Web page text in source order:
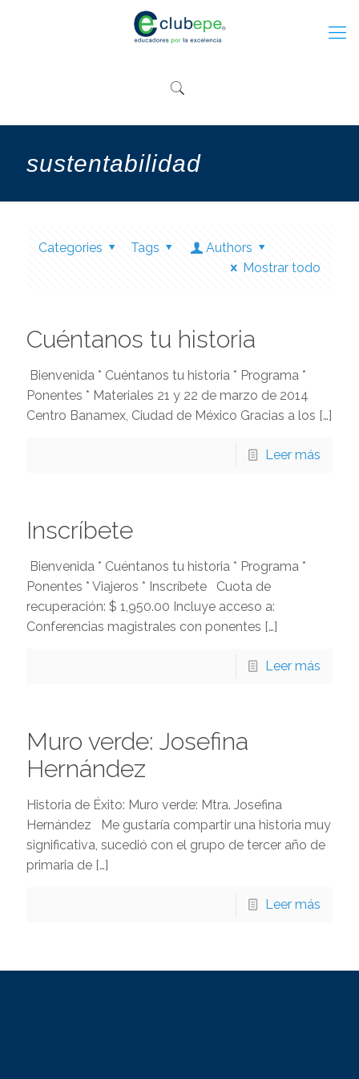
sustentabilidad
Categories Tags
Authors
Mostrar todo
Cuéntanos tu historia
Bienvenida * Cuéntanos tu historia * Programa *
Ponentes * Materiales 21 y 22 de marzo de 2014
Centro Banamex, Ciudad de México Gracias a los […]
Leer más
Inscríbete
Bienvenida * Cuéntanos tu historia * Programa *
Ponentes * Viajeros * Inscríbete Cuota de
recuperación: $ 1,950.00 Incluye acceso a:
Conferencias magistrales con ponentes […]
Leer más
Muro verde: Josefina
Hernández
Historia de Éxito: Muro verde: Mtra. Josefina
Hernández Me gustaría compartir una historia muy
significativa, sucedió con el grupo de tercer año de
primaria de […]
Leer más